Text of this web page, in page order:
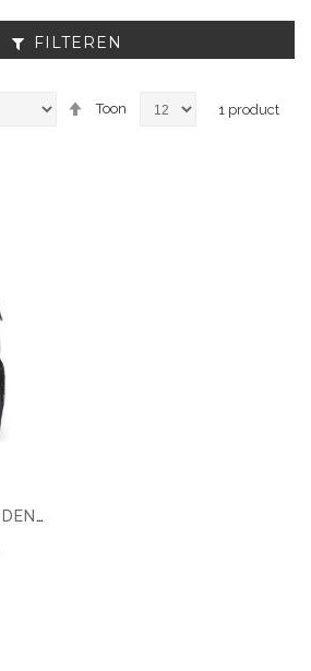
FILTEREN
Van
Toon 1product
JANSPORT BIG STUDENT RUGZAK